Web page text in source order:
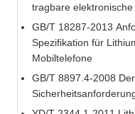
tragbare
GB/T 18287-2013
Spezifikation für
Mobiltelefone
GB/T 8897.4-2008